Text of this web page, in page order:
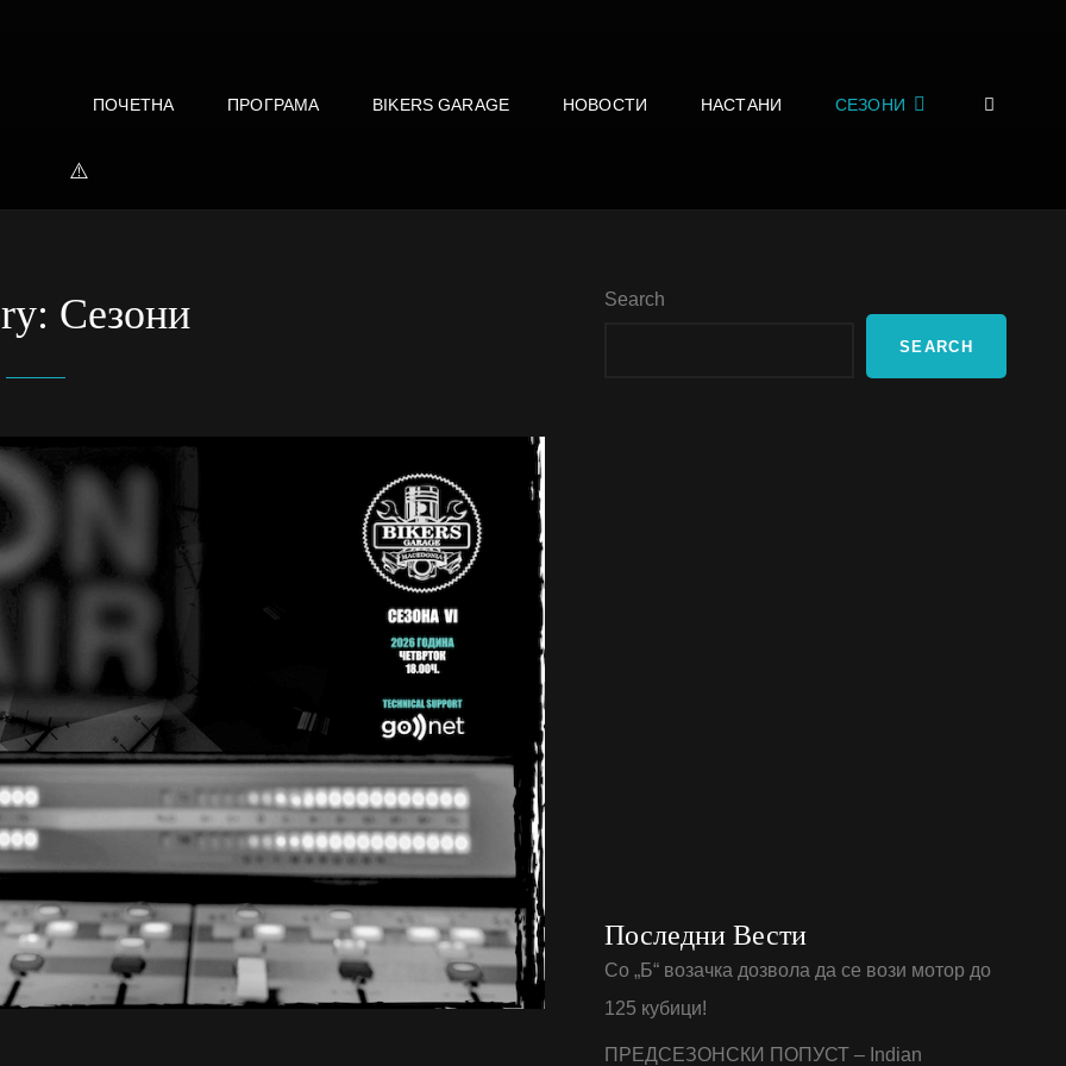
ПОЧЕТНА ПРОГРАМА BIKERS GARAGE НОВОСТИ НАСТАНИ СЕЗОНИ
Сезони Search
SEARCH
Последни Вести
Со „Б“ возачка дозвола да се вози мотор до
125 кубици!
ПРЕДСЕЗОНСКИ ПОПУСТ – Indian